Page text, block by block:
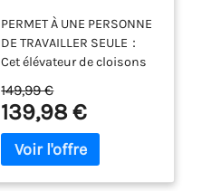
élévatrice
inclinable,Aide de
montage de
panneaux en
placoplâtre,capacité
de charge max. 68
kg,Hauteur 140-325
cm, 3 Roues avec
Freins de
PERMET À UNE PERSONNE
DE TRAVAILLER SEULE：
Cet élévateur de cloisons
bricolage et l'utilisation
résidentielle. L'élévateur de
panneaux permet à une
personne travaillant seule
149,99 €
139,98 €